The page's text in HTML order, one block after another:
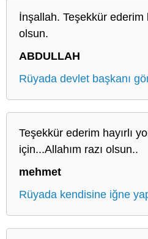
İnşallah. Teşekkür ederim
olsun.
ABDULLAH
Rüyada devlet başkanı
Teşekkür ederim hayırlı
için...Allahım razı olsun..
mehmet
Rüyada kendisine iğne